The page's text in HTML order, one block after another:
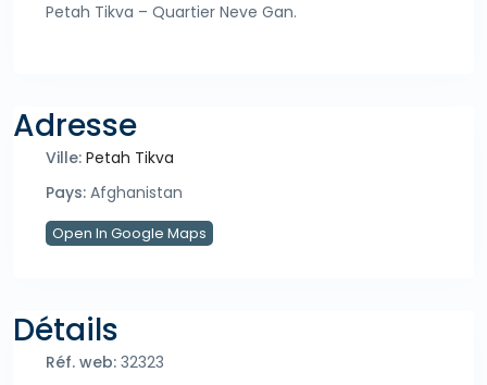
Petah Tikva – Quartier Neve Gan.
Adresse
Ville: Petah Tikva
Pays: Afghanistan
Open In Google Maps
Détails
Réf. web: 32323